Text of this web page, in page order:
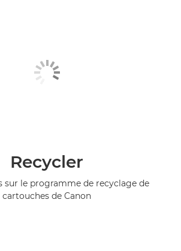
Recycler
sur le programme de recyclage de
cartouches de Canon